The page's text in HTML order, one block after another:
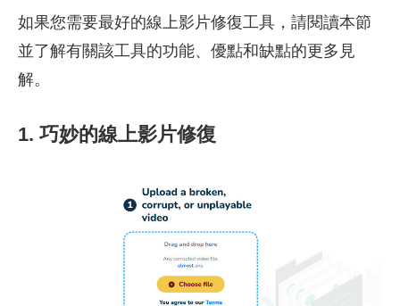
如果您需要最好的線上影片修復工具，請閱讀本節
並了解有關該工具的功能、優點和缺點的更多見
解。
1. 巧妙的線上影片修復